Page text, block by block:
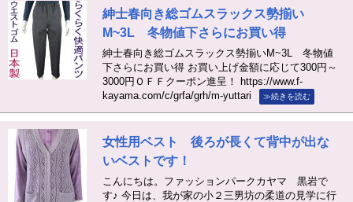
紳士春向き総ゴムスラックス勢揃い
M~3L 冬物値下さらにお買い得
紳士春向き総ゴムスラックス勢揃いM~3L 冬物値
下さらにお買い得 お買い上げ金額に応じて300円～
3000円ＯＦＦクーポン進呈！ https://www.f-
kayama.com/c/grfa/grh/m-yuttari
≫続きを読む
女性用ベスト 後ろが長くて背中が出な
いベストです！
こんにちは。ファッションパークカヤマ 黒岩で
す♪ 今日は、我が家の小２三男坊の柔道の見学に行